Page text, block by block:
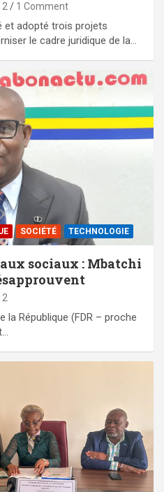
2 1 Comment
et adopté trois projets
le cadre juridique de la…
SOCIÉTÉ TECHNOLOGIE
sociaux : Mbatchi
2
la République (FDR – proche